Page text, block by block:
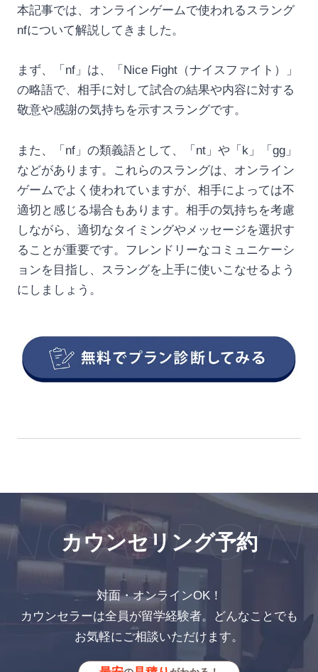
本記事では、オンラインゲームで使われるスラング
nfについて解説してきました。
まず、「nf」は、「Nice Fight（ナイスファイト）」
の略語で、相手に対して試合の結果や内容に対する
敬意や感謝の気持ちを示すスラングです。
また、「nf」の類義語として、「nt」や「k」「gg」
などがあります。これらのスラングは、オンライン
ゲームでよく使われていますが、相手によっては不
適切と感じる場合もあります。相手の気持ちを考慮
しながら、適切なタイミングやメッセージを選択す
ることが重要です。フレンドリーなコミュニケーシ
ョンを目指し、スラングを上手に使いこなせるよう
にしましょう。
カウンセリング予約
対面・オンラインOK！
カウンセラーは全員が留学経験者。どんなことでも
お気軽にご相談いただけます。